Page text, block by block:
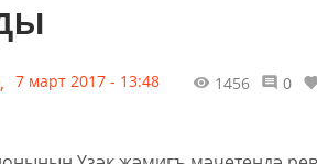
7 март 2017 - 13:48 1456 0